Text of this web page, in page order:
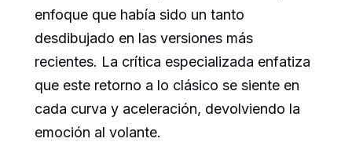
enfoque que había sido un tanto
desdibujado en las versiones más
recientes. La crítica especializada enfatiza
que este retorno a lo clásico se siente en
cada curva y aceleración, devolviendo la
emoción al volante.